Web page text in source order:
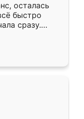
осталась
быстро
сразу.
подошёл к
Собрали
даже